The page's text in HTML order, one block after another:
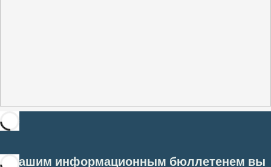
С нашим информационным бюллетенем вы